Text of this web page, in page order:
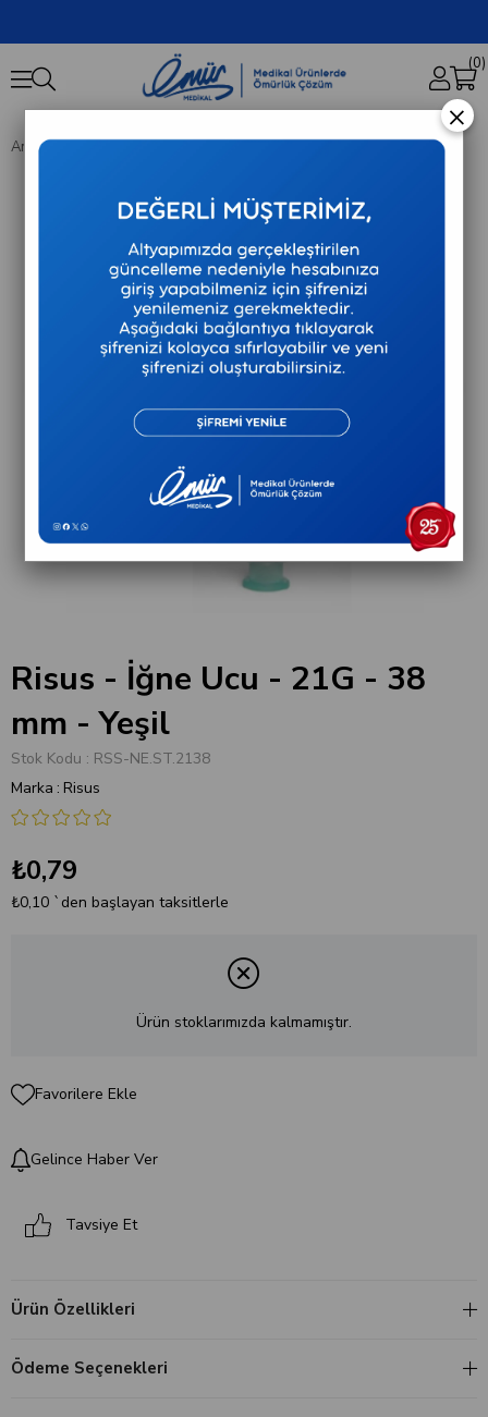
0
Anasayfa Tıbbi Sarf Risus - İğne Ucu - 21G - 38 mm - Yeşil
Risus - İğne Ucu - 21G - 38
mm - Yeşil
Stok Kodu
RSS-NE.ST.2138
Marka : Risus
₺0,79
₺0,10 `den başlayan taksitlerle
Ürün stoklarımızda kalmamıştır.
Favorilere Ekle
Gelince Haber Ver
Tavsiye Et
Ürün Özellikleri
Ödeme Seçenekleri
×